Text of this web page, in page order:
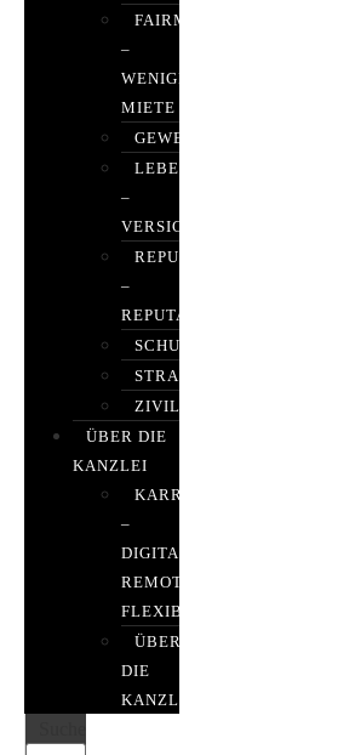
FAIRMIETEN
–
WENIGER
MIETE
GEWERBERECHT
LEBENSVERSICHERUNG
–
VERSICHERUNGSRECHT
REPUTATIONSRECHT
–
REPUTATIONSMANAGEMENT
SCHUFARECHT
STRAFRECHT
ZIVILRECHT
ÜBER DIE
KANZLEI
KARRIERE
–
DIGITAL,
REMOTE,
FLEXIBEL
ÜBER
DIE
KANZLEI